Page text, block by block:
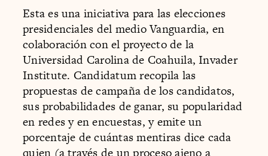
Esta es una iniciativa para las elecciones
presidenciales del medio Vanguardia, en
colaboración con el proyecto de la
Universidad Carolina de Coahuila, Invader
Institute. Candidatum recopila las
propuestas de campaña de los candidatos,
sus probabilidades de ganar, su popularidad
en redes y en encuestas, y emite un
porcentaje de cuántas mentiras dice cada